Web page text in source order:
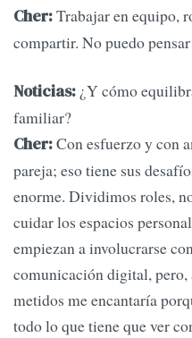
Cher:Trabajar en equipo,
compartir. No puedo
Noticias: ¿Y cómo
familiar?
Cher:Con esfuerzo y con
pareja; eso tiene sus
enorme. Dividimos roles,
cuidar los espacios
empiezan a involucrarse
comunicación digital, pero,
metidos me encantaría
todo lo que tiene que ver